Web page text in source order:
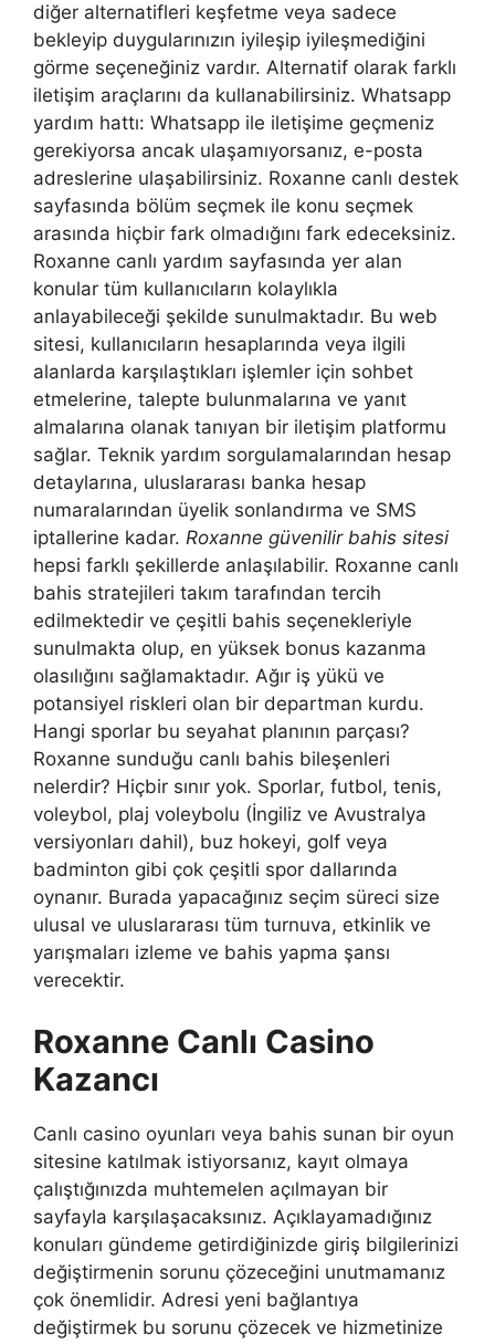
diğer alternatifleri keşfetme veya sadece
bekleyip duygularınızın iyileşip iyileşmediğini
görme seçeneğiniz vardır. Alternatif olarak farklı
iletişim araçlarını da kullanabilirsiniz. Whatsapp
yardım hattı: Whatsapp ile iletişime geçmeniz
gerekiyorsa ancak ulaşamıyorsanız, e-posta
adreslerine ulaşabilirsiniz. Roxanne canlı destek
sayfasında bölüm seçmek ile konu seçmek
arasında hiçbir fark olmadığını fark edeceksiniz.
Roxanne canlı yardım sayfasında yer alan
konular tüm kullanıcıların kolaylıkla
anlayabileceği şekilde sunulmaktadır. Bu web
sitesi, kullanıcıların hesaplarında veya ilgili
alanlarda karşılaştıkları işlemler için sohbet
etmelerine, talepte bulunmalarına ve yanıt
almalarına olanak tanıyan bir iletişim platformu
sağlar. Teknik yardım sorgulamalarından hesap
detaylarına, uluslararası banka hesap
numaralarından üyelik sonlandırma ve SMS
iptallerine kadar. Roxanne güvenilir bahis sitesi
hepsi farklı şekillerde anlaşılabilir. Roxanne canlı
bahis stratejileri takım tarafından tercih
edilmektedir ve çeşitli bahis seçenekleriyle
sunulmakta olup, en yüksek bonus kazanma
olasılığını sağlamaktadır. Ağır iş yükü ve
potansiyel riskleri olan bir departman kurdu.
Hangi sporlar bu seyahat planının parçası?
Roxanne sunduğu canlı bahis bileşenleri
nelerdir? Hiçbir sınır yok. Sporlar, futbol, ​​tenis,
voleybol, plaj voleybolu (İngiliz ve Avustralya
versiyonları dahil), buz hokeyi, golf veya
badminton gibi çok çeşitli spor dallarında
oynanır. Burada yapacağınız seçim süreci size
ulusal ve uluslararası tüm turnuva, etkinlik ve
yarışmaları izleme ve bahis yapma şansı
verecektir.
Roxanne Canlı Casino
Kazancı
Canlı casino oyunları veya bahis sunan bir oyun
sitesine katılmak istiyorsanız, kayıt olmaya
çalıştığınızda muhtemelen açılmayan bir
sayfayla karşılaşacaksınız. Açıklayamadığınız
konuları gündeme getirdiğinizde giriş bilgilerinizi
değiştirmenin sorunu çözeceğini unutmamanız
çok önemlidir. Adresi yeni bağlantıya
değiştirmek bu sorunu çözecek ve hizmetinize